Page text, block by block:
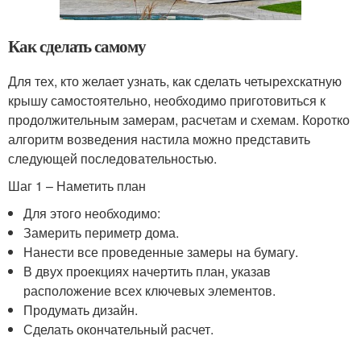
Как сделать самому
Для тех, кто желает узнать, как сделать четырехскатную
крышу самостоятельно, необходимо приготовиться к
продолжительным замерам, расчетам и схемам. Коротко
алгоритм возведения настила можно представить
следующей последовательностью.
Шаг 1 – Наметить план
Для этого необходимо:
Замерить периметр дома.
Нанести все проведенные замеры на бумагу.
В двух проекциях начертить план, указав
расположение всех ключевых элементов.
Продумать дизайн.
Сделать окончательный расчет.